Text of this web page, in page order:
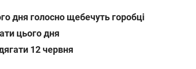
дня голосно щебечуть горобці
цього дня
12 червня